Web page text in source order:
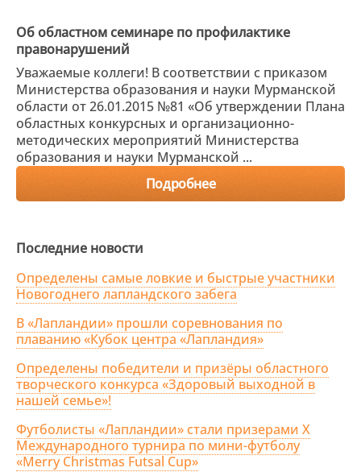
Об областном семинаре по профилактике
правонарушений
Уважаемые коллеги! В соответствии с приказом
Министерства образования и науки Мурманской
области от 26.01.2015 №81 «Об утверждении Плана
областных конкурсных и организационно-
методических мероприятий Министерства
образования и науки Мурманской ...
Подробнее
Последние новости
Определены самые ловкие и быстрые участники
Новогоднего лапландского забега
В «Лапландии» прошли соревнования по
плаванию «Кубок центра «Лапландия»
Определены победители и призёры областного
творческого конкурса «Здоровый выходной в
нашей семье»!
Футболисты «Лапландии» стали призерами X
Международного турнира по мини-футболу
«Merry Christmas Futsal Cup»